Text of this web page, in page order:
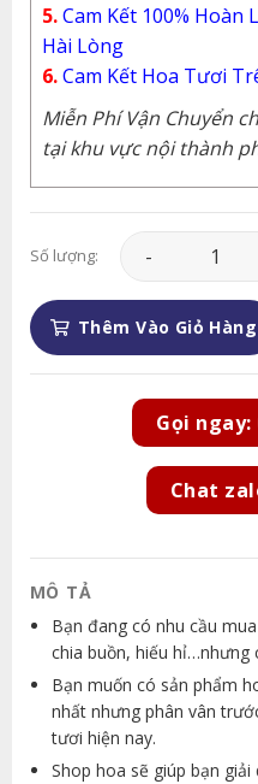
5.Cam Kết 100% Hoàn
Hài Lòng
6.Cam Kết Hoa Tươi
Miễn Phí Vận Chuyển
tại khu vực nội thành
Số lượng: Hoa Khai
Thêm Vào Giỏ Hàng
Gọi ngay:
Chat
MÔ TẢ
Bạn đang có nhu cầu
chia buồn, hiếu hỉ…nhưng
Bạn muốn có sản phẩm
nhất nhưng phân vân
tươi hiện nay.
Shop hoa sẽ giúp bạn